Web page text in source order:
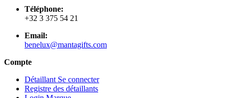
Téléphone:
+32 3 375 54 21
Email:
benelux@mantagifts.com
Compte
Détaillant Se connecter
Registre des détaillants